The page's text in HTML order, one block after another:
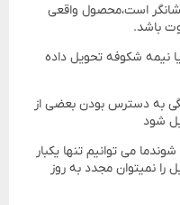
است،محصول واقعی
باشد.
نیمه شکوفه تحویل داده
به دسترس بودن بعضی از
شود
می توانیم تنها یکبار
نمیتوان مجدد به روز